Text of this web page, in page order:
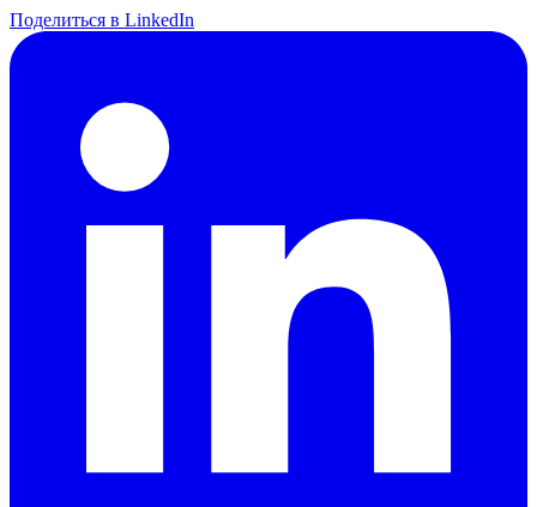
Поделиться в LinkedIn